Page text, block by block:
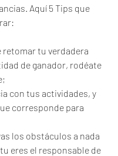
Aquí 5 Tips que
retomar tu verdadera
de ganador, rodéate
con tus actividades, y
corresponde para
los obstáculos a nada
eres el responsable de